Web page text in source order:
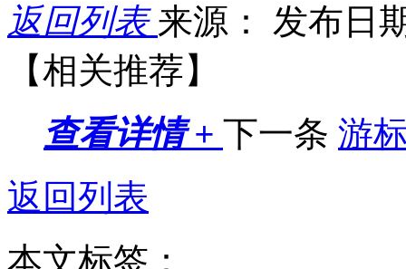
返回列表来源： 发布日
【相关推荐】
查看详情 + 下一条 游
返回列表
本文标签：